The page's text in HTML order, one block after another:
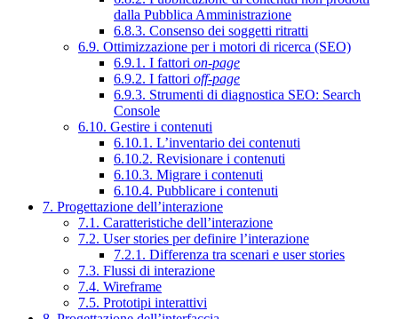
dalla Pubblica Amministrazione
6.8.3. Consenso dei soggetti ritratti
6.9. Ottimizzazione per i motori di ricerca (SEO)
6.9.1. I fattori on-page
6.9.2. I fattori off-page
6.9.3. Strumenti di diagnostica SEO: Search
Console
6.10. Gestire i contenuti
6.10.1. L’inventario dei contenuti
6.10.2. Revisionare i contenuti
6.10.3. Migrare i contenuti
6.10.4. Pubblicare i contenuti
7. Progettazione dell’interazione
7.1. Caratteristiche dell’interazione
7.2. User stories per definire l’interazione
7.2.1. Differenza tra scenari e user stories
7.3. Flussi di interazione
7.4. Wireframe
7.5. Prototipi interattivi